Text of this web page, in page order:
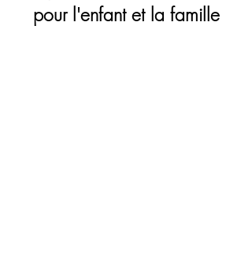
pour l'enfant et la famille